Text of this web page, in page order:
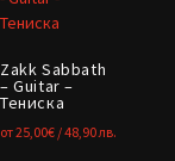
Zakk Sabbath
– Guitar –
Тениска
от25,00€ / 48,90 лв.